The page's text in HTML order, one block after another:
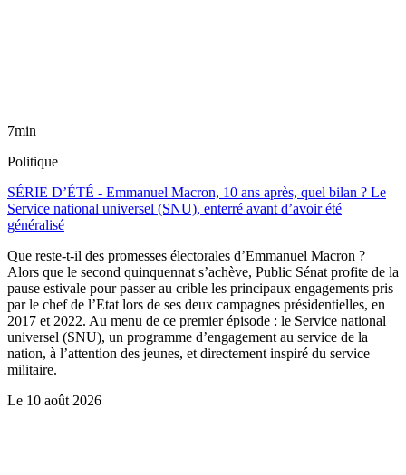
7min
Politique
SÉRIE D’ÉTÉ - Emmanuel Macron, 10 ans après, quel bilan ? Le
Service national universel (SNU), enterré avant d’avoir été
généralisé
Que reste-t-il des promesses électorales d’Emmanuel Macron ?
Alors que le second quinquennat s’achève, Public Sénat profite de la
pause estivale pour passer au crible les principaux engagements pris
par le chef de l’Etat lors de ses deux campagnes présidentielles, en
2017 et 2022. Au menu de ce premier épisode : le Service national
universel (SNU), un programme d’engagement au service de la
nation, à l’attention des jeunes, et directement inspiré du service
militaire.
Le 10 août 2026